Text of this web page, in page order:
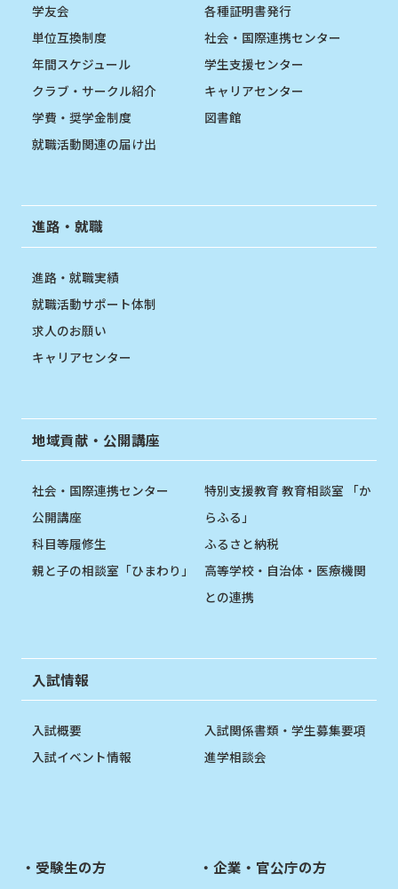
学友会
単位互換制度
年間スケジュール
クラブ・サークル紹介
学費・奨学金制度
就職活動関連の届け出
各種証明書発行
社会・国際連携センター
学生支援センター
キャリアセンター
図書館
進路・就職
進路・就職実績
就職活動サポート体制
求人のお願い
キャリアセンター
地域貢献・公開講座
社会・国際連携センター
公開講座
科目等履修生
親と子の相談室「ひまわり」
特別支援教育 教育相談室 「か
らふる」
ふるさと納税
高等学校・自治体・医療機関
との連携
入試情報
入試概要
入試イベント情報
入試関係書類・学生募集要項
進学相談会
受験生の方
企業・官公庁の方